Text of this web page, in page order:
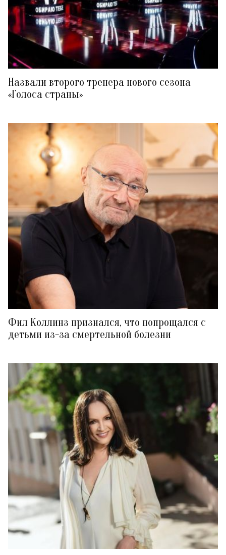
Назвали второго тренера нового сезона
«Голоса страны»
Фил Коллинз признался, что попрощался с
детьми из-за смертельной болезни